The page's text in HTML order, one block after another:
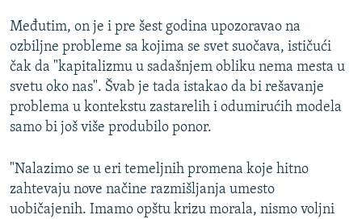
Međutim, on je i pre šest godina upozoravao na
ozbiljne probleme sa kojima se svet suočava, ističući
čak da "kapitalizmu u sadašnjem obliku nema mesta u
svetu oko nas". Švab je tada istakao da bi rešavanje
problema u kontekstu zastarelih i odumirućih modela
samo bi još više produbilo ponor.
"Nalazimo se u eri temeljnih promena koje hitno
zahtevaju nove načine razmišljanja umesto
uobičajenih. Imamo opštu krizu morala, nismo voljni